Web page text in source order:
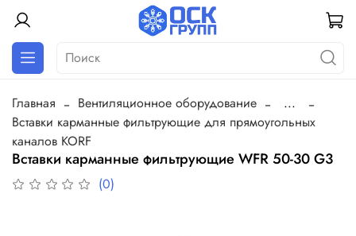
Главная Вентиляционное оборудование
...
Вставки карманные фильтрующие для прямоугольных
каналов KORF
Вставки карманные фильтрующие WFR 50-30 G3
(0)